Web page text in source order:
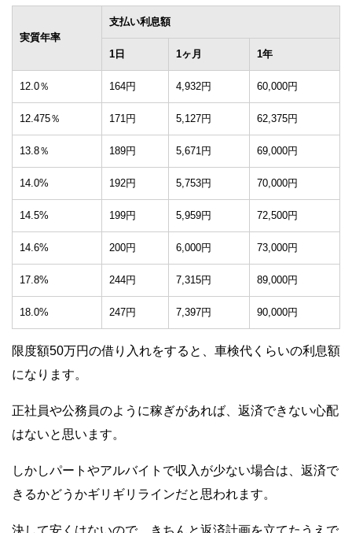
実質年率
支払い利息額
1日 1ヶ月 1年
12.0％ 164円 4,932円 60,000円
12.475％ 171円 5,127円 62,375円
13.8％ 189円 5,671円 69,000円
14.0% 192円 5,753円 70,000円
14.5% 199円 5,959円 72,500円
14.6% 200円 6,000円 73,000円
17.8% 244円 7,315円 89,000円
18.0% 247円 7,397円 90,000円
限度額50万円の借り入れをすると、車検代くらいの利息額
になります。
正社員や公務員のように稼ぎがあれば、返済できない心配
はないと思います。
しかしパートやアルバイトで収入が少ない場合は、返済で
きるかどうかギリギリラインだと思われます。